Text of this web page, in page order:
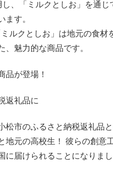
、「ミルクとしお」を通じ
す。
ルクとしお」は地元の食材
魅力的な商品です。
品が登場！
返礼品に
市のふるさと納税返礼品
地元の高校生！ 彼らの創意
届けられることになりまし